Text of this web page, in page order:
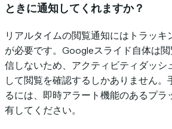
ときに通知してくれますか？
リアルタイムの閲覧通知にはトラッキ
が必要です。Googleスライド自体は
信しないため、アクティビティダッシ
して閲覧を確認するしかありません。
るには、即時アラート機能のあるプラ
有してください。